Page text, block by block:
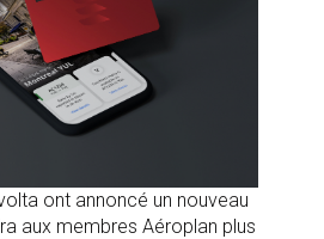
ont annoncé un nouveau
aux membres Aéroplan plus